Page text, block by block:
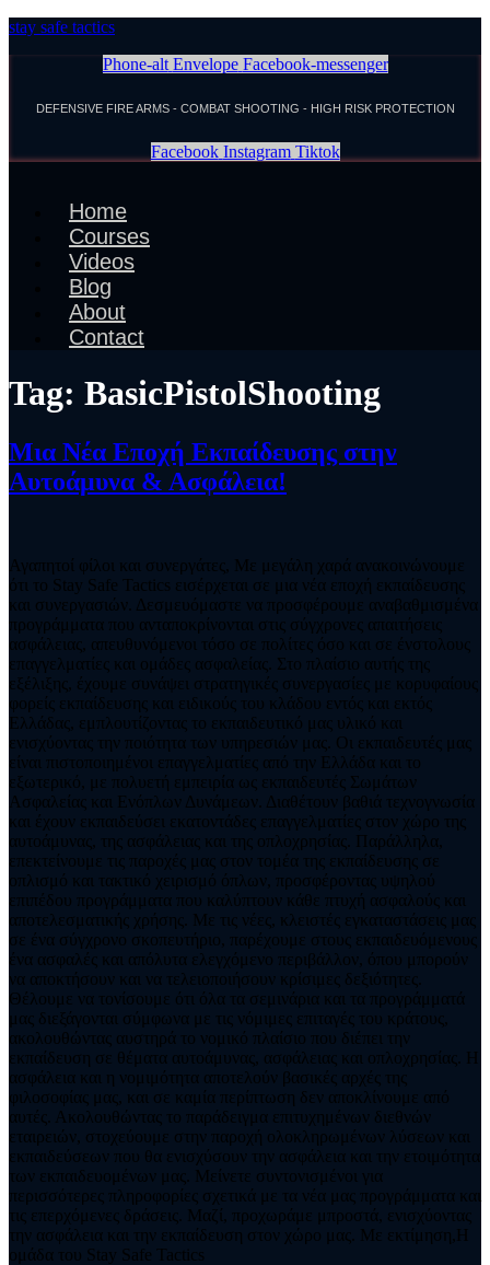
stay safe tactics
Phone-alt Envelope Facebook-messenger
DEFENSIVE FIRE ARMS - COMBAT SHOOTING - HIGH RISK PROTECTION
Facebook Instagram Tiktok
Home
Courses
Videos
Blog
About
Contact
Tag: BasicPistolShooting
Μια Νέα Εποχή Εκπαίδευσης στην
Αυτοάμυνα & Ασφάλεια!
Αγαπητοί φίλοι και συνεργάτες, Με μεγάλη χαρά ανακοινώνουμε
ότι το Stay Safe Tactics εισέρχεται σε μια νέα εποχή εκπαίδευσης
και συνεργασιών. Δεσμευόμαστε να προσφέρουμε αναβαθμισμένα
προγράμματα που ανταποκρίνονται στις σύγχρονες απαιτήσεις
ασφάλειας, απευθυνόμενοι τόσο σε πολίτες όσο και σε ένστολους
επαγγελματίες και ομάδες ασφαλείας. Στο πλαίσιο αυτής της
εξέλιξης, έχουμε συνάψει στρατηγικές συνεργασίες με κορυφαίους
φορείς εκπαίδευσης και ειδικούς του κλάδου εντός και εκτός
Ελλάδας, εμπλουτίζοντας το εκπαιδευτικό μας υλικό και
ενισχύοντας την ποιότητα των υπηρεσιών μας. Οι εκπαιδευτές μας
είναι πιστοποιημένοι επαγγελματίες από την Ελλάδα και το
εξωτερικό, με πολυετή εμπειρία ως εκπαιδευτές Σωμάτων
Ασφαλείας και Ενόπλων Δυνάμεων. Διαθέτουν βαθιά τεχνογνωσία
και έχουν εκπαιδεύσει εκατοντάδες επαγγελματίες στον χώρο της
αυτοάμυνας, της ασφάλειας και της οπλοχρησίας. Παράλληλα,
επεκτείνουμε τις παροχές μας στον τομέα της εκπαίδευσης σε
οπλισμό και τακτικό χειρισμό όπλων, προσφέροντας υψηλού
επιπέδου προγράμματα που καλύπτουν κάθε πτυχή ασφαλούς και
αποτελεσματικής χρήσης. Με τις νέες, κλειστές εγκαταστάσεις μας
σε ένα σύγχρονο σκοπευτήριο, παρέχουμε στους εκπαιδευόμενους
ένα ασφαλές και απόλυτα ελεγχόμενο περιβάλλον, όπου μπορούν
να αποκτήσουν και να τελειοποιήσουν κρίσιμες δεξιότητες.
Θέλουμε να τονίσουμε ότι όλα τα σεμινάρια και τα προγράμματά
μας διεξάγονται σύμφωνα με τις νόμιμες επιταγές του κράτους,
ακολουθώντας αυστηρά το νομικό πλαίσιο που διέπει την
εκπαίδευση σε θέματα αυτοάμυνας, ασφάλειας και οπλοχρησίας. Η
ασφάλεια και η νομιμότητα αποτελούν βασικές αρχές της
φιλοσοφίας μας, και σε καμία περίπτωση δεν αποκλίνουμε από
αυτές. Ακολουθώντας το παράδειγμα επιτυχημένων διεθνών
εταιρειών, στοχεύουμε στην παροχή ολοκληρωμένων λύσεων και
εκπαιδεύσεων που θα ενισχύσουν την ασφάλεια και την ετοιμότητα
των εκπαιδευομένων μας. Μείνετε συντονισμένοι για
περισσότερες πληροφορίες σχετικά με τα νέα μας προγράμματα και
τις επερχόμενες δράσεις. Μαζί, προχωράμε μπροστά, ενισχύοντας
την ασφάλεια και την εκπαίδευση στον χώρο μας. Με εκτίμηση,Η
ομάδα του Stay Safe Tactics